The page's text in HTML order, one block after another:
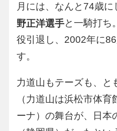
月には、なんと74歳
野正洋選手と一騎打ち
役引退し、2002年に
す。
力道山もテーズも、と
（力道山は浜松市体
ーナ）の舞台が、日本